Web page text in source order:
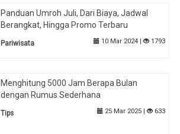
Panduan Umroh Juli, Dari Biaya, Jadwal
Berangkat, Hingga Promo Terbaru
Pariwisata 10 Mar 2024 | 1793
Menghitung 5000 Jam Berapa Bulan
dengan Rumus Sederhana
Tips 25 Mar 2025 | 633